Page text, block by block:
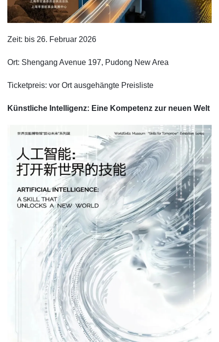
Zeit: bis 26. Februar 2026
Ort: Shengang Avenue 197, Pudong New Area
Ticketpreis: vor Ort ausgehängte Preisliste
Künstliche Intelligenz: Eine Kompetenz zur neuen Welt